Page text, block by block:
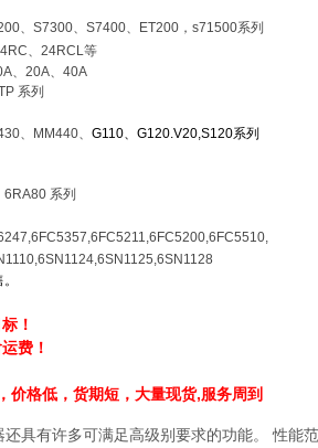
、 S7300、 S7400、
ET200，s71500系列
、 24RCL等
、 20A、 40A
系列
、 MM440、 G110、 G120.V20,S120系列
6RA80 系列
！
费！
价格低，货期短，大量现货,服务周到
具有许多可满足高级别要求的功能。 性能